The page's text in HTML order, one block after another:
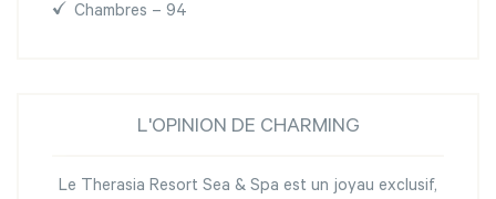
Chambres – 94
L'OPINION DE CHARMING
Le Therasia Resort Sea & Spa est un joyau exclusif,